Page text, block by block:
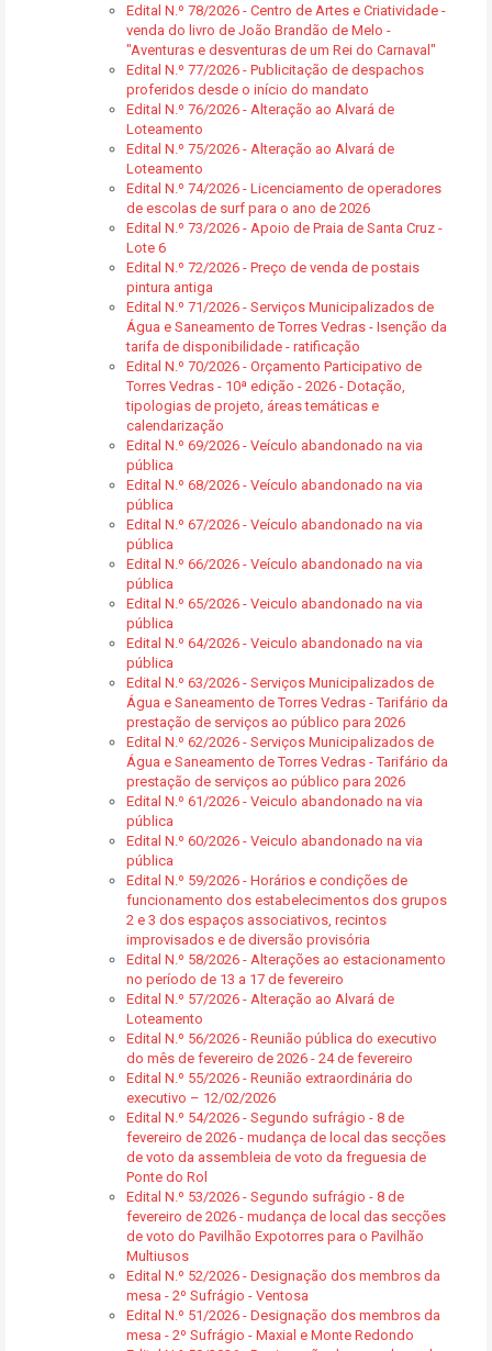
Edital N.º 78/2026 - Centro de Artes e Criatividade -
venda do livro de João Brandão de Melo -
"Aventuras e desventuras de um Rei do Carnaval"
Edital N.º 77/2026 - Publicitação de despachos
proferidos desde o início do mandato
Edital N.º 76/2026 - Alteração ao Alvará de
Loteamento
Edital N.º 75/2026 - Alteração ao Alvará de
Loteamento
Edital N.º 74/2026 - Licenciamento de operadores
de escolas de surf para o ano de 2026
Edital N.º 73/2026 - Apoio de Praia de Santa Cruz -
Lote 6
Edital N.º 72/2026 - Preço de venda de postais
pintura antiga
Edital N.º 71/2026 - Serviços Municipalizados de
Água e Saneamento de Torres Vedras - Isenção da
tarifa de disponibilidade - ratificação
Edital N.º 70/2026 - Orçamento Participativo de
Torres Vedras - 10ª edição - 2026 - Dotação,
tipologias de projeto, áreas temáticas e
calendarização
Edital N.º 69/2026 - Veículo abandonado na via
pública
Edital N.º 68/2026 - Veículo abandonado na via
pública
Edital N.º 67/2026 - Veículo abandonado na via
pública
Edital N.º 66/2026 - Veículo abandonado na via
pública
Edital N.º 65/2026 - Veiculo abandonado na via
pública
Edital N.º 64/2026 - Veiculo abandonado na via
pública
Edital N.º 63/2026 - Serviços Municipalizados de
Água e Saneamento de Torres Vedras - Tarifário da
prestação de serviços ao público para 2026
Edital N.º 62/2026 - Serviços Municipalizados de
Água e Saneamento de Torres Vedras - Tarifário da
prestação de serviços ao público para 2026
Edital N.º 61/2026 - Veiculo abandonado na via
pública
Edital N.º 60/2026 - Veiculo abandonado na via
pública
Edital N.º 59/2026 - Horários e condições de
funcionamento dos estabelecimentos dos grupos
2 e 3 dos espaços associativos, recintos
improvisados e de diversão provisória
Edital N.º 58/2026 - Alterações ao estacionamento
no período de 13 a 17 de fevereiro
Edital N.º 57/2026 - Alteração ao Alvará de
Loteamento
Edital N.º 56/2026 - Reunião pública do executivo
do mês de fevereiro de 2026 - 24 de fevereiro
Edital N.º 55/2026 - Reunião extraordinária do
executivo – 12/02/2026
Edital N.º 54/2026 - Segundo sufrágio - 8 de
fevereiro de 2026 - mudança de local das secções
de voto da assembleia de voto da freguesia de
Ponte do Rol
Edital N.º 53/2026 - Segundo sufrágio - 8 de
fevereiro de 2026 - mudança de local das secções
de voto do Pavilhão Expotorres para o Pavilhão
Multiusos
Edital N.º 52/2026 - Designação dos membros da
mesa - 2º Sufrágio - Ventosa
Edital N.º 51/2026 - Designação dos membros da
mesa - 2º Sufrágio - Maxial e Monte Redondo